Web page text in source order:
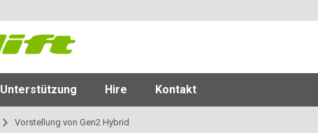
Unterstützung Hire Kontakt
Vorstellung von Gen2 Hybrid